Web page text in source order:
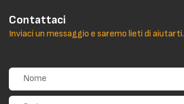
Contattaci
Inviaci un messaggio e saremo lieti di aiutarti.